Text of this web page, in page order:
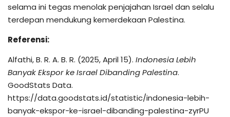
selama ini tegas menolak penjajahan Israel dan selalu
terdepan mendukung kemerdekaan Palestina.
Referensi:
Alfathi, B. R. A. B. R. (2025, April 15). Indonesia Lebih
Banyak Ekspor ke Israel Dibanding Palestina.
GoodStats Data.
https://data.goodstats.id/statistic/indonesia-lebih-
banyak-ekspor-ke-israel-dibanding-palestina-zyrPU